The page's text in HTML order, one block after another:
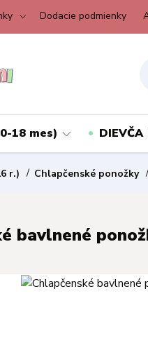
Dodacie podmienky
18 mes)
r.) Chlapčenské ponožky
bavlnené